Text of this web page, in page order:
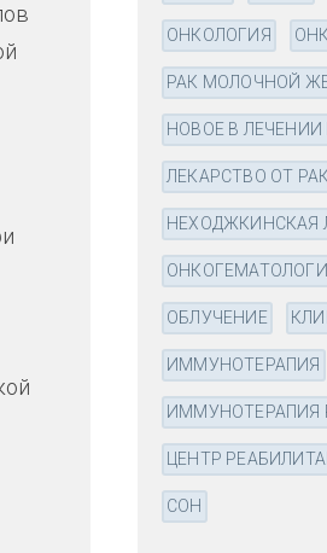
ОНКОЛОГИЯ
РАК МОЛОЧНОЙ
НОВОЕ В ЛЕЧЕНИИ
ЛЕКАРСТВО ОТ
НЕХОДЖКИНСКАЯ
ОБЛУЧЕНИЕ
ИММУНОТЕРАПИЯ
ИММУНОТЕРАПИЯ
ЦЕНТР
СОН